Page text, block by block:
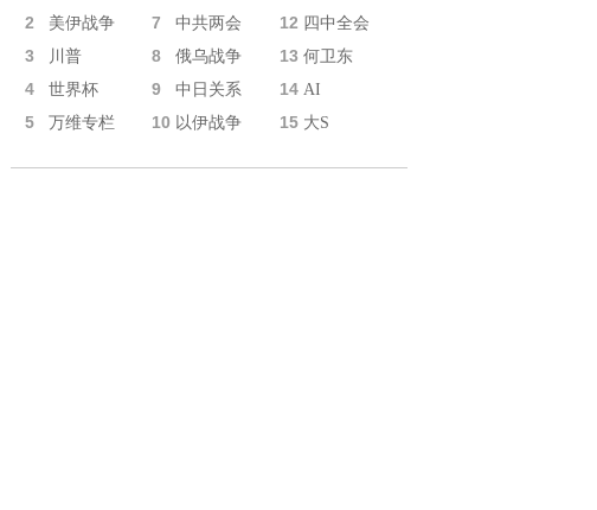
2 美伊战争 7 中共两会 12 四中全会
3 川普 8 俄乌战争 13 何卫东
4 世界杯 9 中日关系 14 AI
5 万维专栏 10 以伊战争 15 大S